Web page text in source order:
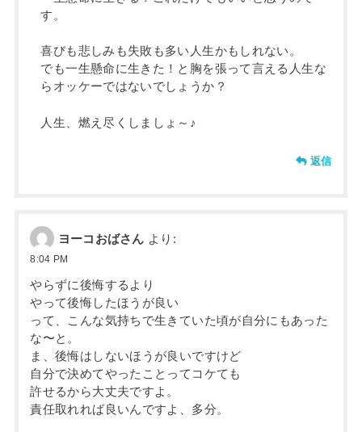
す。
喜びも悲しみも失敗も多い人生かもしれない。
でも一生懸命に生きた！と胸を張って言える人生な
らオッケーではないでしょうか？
人生、燃え尽くしましょ～♪
返信
ヨーコおばさん より:
8:04 PM
やらずに後悔するより
やって後悔したほうが良い
って、こんな気持ちで生きていた頃が自分にもあった
な〜と。
ま、後悔はしないほうが良いですけど
自分で決めてやったことってコケても
許せるから大丈夫ですよ。
責任取れれば良いんですよ、多分。